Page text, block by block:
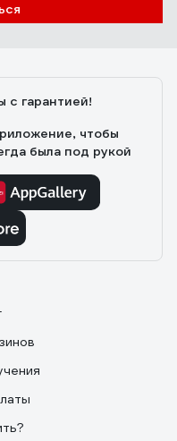
с гарантией!
чтобы
была под рукой